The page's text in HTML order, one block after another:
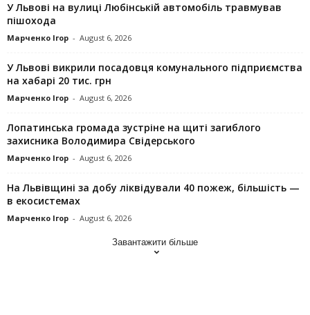
У Львові на вулиці Любінській автомобіль травмував
пішохода
Марченко Ігор - August 6, 2026
У Львові викрили посадовця комунального підприємства
на хабарі 20 тис. грн
Марченко Ігор - August 6, 2026
Лопатинська громада зустріне на щиті загиблого
захисника Володимира Свідерського
Марченко Ігор - August 6, 2026
На Львівщині за добу ліквідували 40 пожеж, більшість —
в екосистемах
Марченко Ігор - August 6, 2026
Завантажити більше